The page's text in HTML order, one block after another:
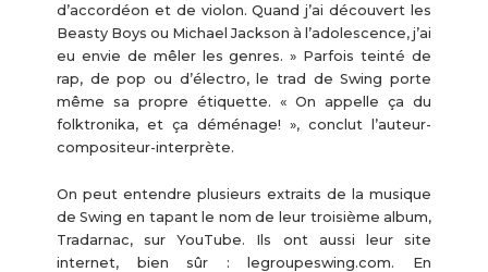
d’accordéon et de violon. Quand j’ai découvert les
Beasty Boys ou Michael Jackson à l’adolescence, j’ai
eu envie de mêler les genres. » Parfois teinté de
rap, de pop ou d’électro, le trad de Swing porte
même sa propre étiquette. « On appelle ça du
folktronika, et ça déménage! », conclut l’auteur-
compositeur-interprète.
On peut entendre plusieurs extraits de la musique
de Swing en tapant le nom de leur troisième album,
Tradarnac, sur YouTube. Ils ont aussi leur site
internet, bien sûr : legroupeswing.com. En